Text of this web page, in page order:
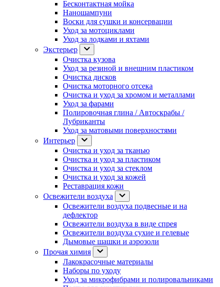
Бесконтактная мойка
Наношампуни
Воски для сушки и консервации
Уход за мотоциклами
Уход за лодками и яхтами
Экстерьер
Очистка кузова
Уход за резиной и внешним пластиком
Очистка дисков
Очистка моторного отсека
Очистка и уход за хромом и металлами
Уход за фарами
Полировочная глина / Автоскрабы /
Лубриканты
Уход за матовыми поверхностями
Интерьер
Очистка и уход за тканью
Очистка и уход за пластиком
Очистка и уход за стеклом
Очистка и уход за кожей
Реставрация кожи
Освежители воздуха
Освежители воздуха подвесные и на
дефлектор
Освежители воздуха в виде спрея
Освежители воздуха сухие и гелевые
Дымовые шашки и аэрозоли
Прочая химия
Лакокрасочные материалы
Наборы по уходу
Уход за микрофибрами и полировальниками